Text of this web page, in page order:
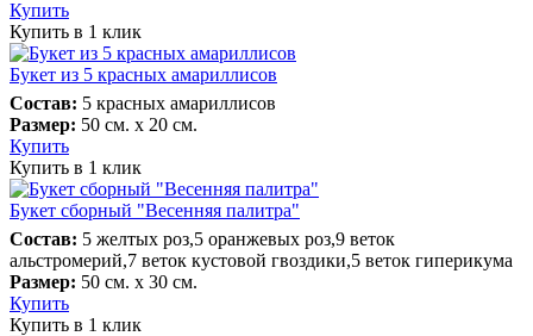
Купить
Купить в 1 клик
Букет из 5 красных амариллисов
Состав: 5 красных амариллисов
Размер: 50 см. х 20 см.
Купить
Купить в 1 клик
Букет сборный "Весенняя палитра"
Состав: 5 желтых роз,5 оранжевых роз,9 веток
альстромерий,7 веток кустовой гвоздики,5 веток гиперикума
Размер: 50 см. х 30 см.
Купить
Купить в 1 клик